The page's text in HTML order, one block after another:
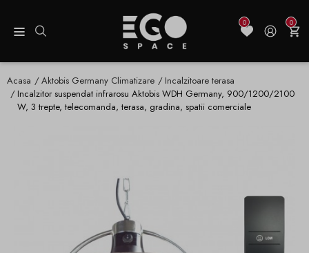
0 0
Acasa Aktobis Germany Climatizare
Incalzitoare terasa
Incalzitor suspendat infrarosu Aktobis WDH Germany, 900/1200/2100
W, 3 trepte, telecomanda, terasa, gradina, spatii comerciale